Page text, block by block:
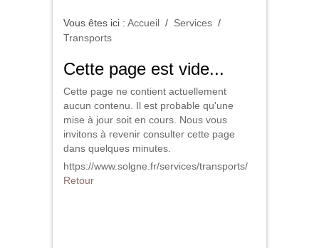
Vous êtes ici : Accueil / Services /
Transports
Cette page est vide...
Cette page ne contient actuellement
aucun contenu. Il est probable qu'une
mise à jour soit en cours. Nous vous
invitons à revenir consulter cette page
dans quelques minutes.
https://www.solgne.fr/services/transports/
Retour